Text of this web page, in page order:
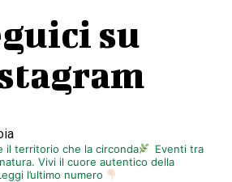
su
il territorio che la circonda
Eventi tra
Vivi il cuore autentico della
l’ultimo numero